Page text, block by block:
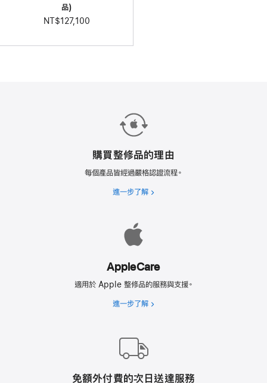
品)
NT$127,100
購買整修品的理由
每個產品皆經過嚴格認證流程。
進一步了解 購
理
由
AppleCare
適用於 Apple 整修品的服務與支援。
進一步了解 AppleCare
免額外付費的次日送達服務